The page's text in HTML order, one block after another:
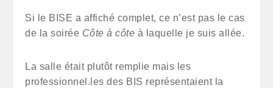
Si le BISE a affiché complet, ce n’est pas le cas
de la soirée Côte à côte à laquelle je suis allée.
La salle était plutôt remplie mais les
professionnel.les des BIS représentaient la